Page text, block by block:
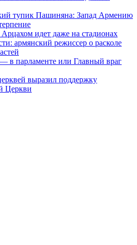
тупик Пашиняна: Запад Армению
идет даже на стадионах
армянский режиссер о расколе
в парламенте или Главный враг
выразил поддержку
Церкви